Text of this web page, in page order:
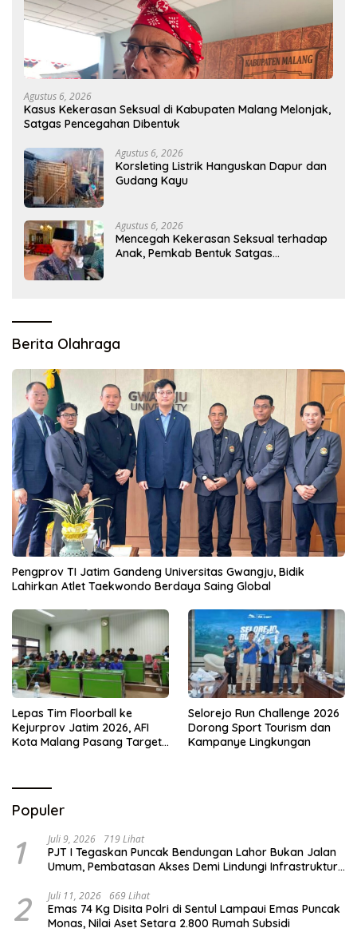
Agustus 6, 2026
Kasus Kekerasan Seksual di Kabupaten Malang Melonjak,
Satgas Pencegahan Dibentuk
Agustus 6, 2026
Korsleting Listrik Hanguskan Dapur dan
Gudang Kayu
Agustus 6, 2026
Mencegah Kekerasan Seksual terhadap
Anak, Pemkab Bentuk Satgas
Berita Olahraga
Pengprov TI Jatim Gandeng Universitas Gwangju, Bidik
Lahirkan Atlet Taekwondo Berdaya Saing Global
Lepas Tim Floorball ke
Kejurprov Jatim 2026, AFI
Kota Malang Pasang Target
Selorejo Run Challenge 2026
Dorong Sport Tourism dan
Kampanye Lingkungan
Populer
1 Juli 9, 2026 719 Lihat
PJT I Tegaskan Puncak Bendungan Lahor Bukan Jalan
Umum, Pembatasan Akses Demi Lindungi Infrastruktur
2 Juli 11, 2026 669 Lihat
Emas 74 Kg Disita Polri di Sentul Lampaui Emas Puncak
Monas, Nilai Aset Setara 2.800 Rumah Subsidi